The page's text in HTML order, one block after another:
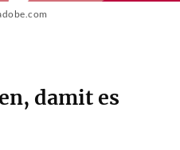
damit es